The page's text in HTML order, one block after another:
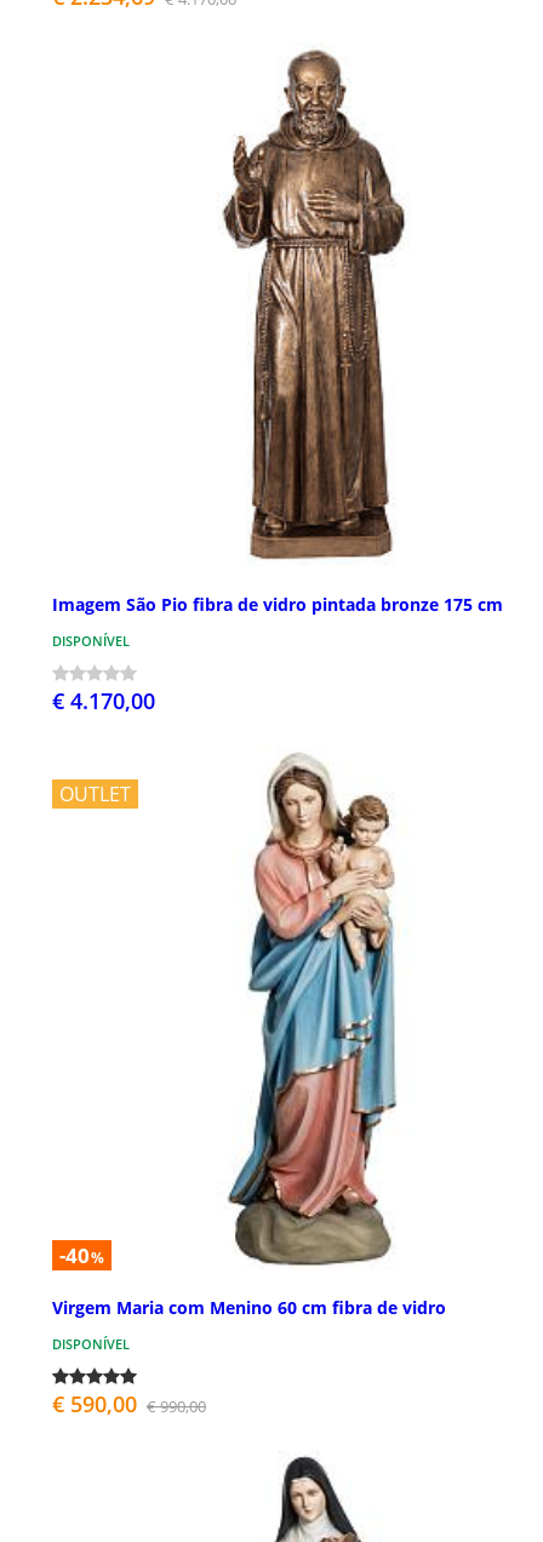
Imagem São Pio fibra de vidro pintada bronze 175 cm
DISPONÍVEL
€ 4.170,00
OUTLET
-40%
Virgem Maria com Menino 60 cm fibra de vidro
DISPONÍVEL
€ 590,00 € 990,00